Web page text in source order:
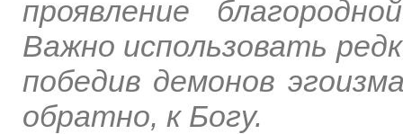
проявление
Важно использовать
победив демонов
обратно, к Богу.